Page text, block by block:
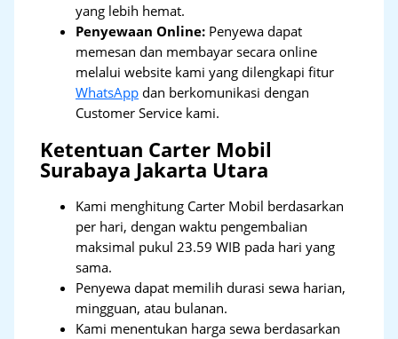
yang lebih hemat.
Penyewaan Online: Penyewa dapat
memesan dan membayar secara online
melalui website kami yang dilengkapi fitur
WhatsApp dan berkomunikasi dengan
Customer Service kami.
Ketentuan Carter Mobil
Surabaya Jakarta Utara
Kami menghitung Carter Mobil berdasarkan
per hari, dengan waktu pengembalian
maksimal pukul 23.59 WIB pada hari yang
sama.
Penyewa dapat memilih durasi sewa harian,
mingguan, atau bulanan.
Kami menentukan harga sewa berdasarkan